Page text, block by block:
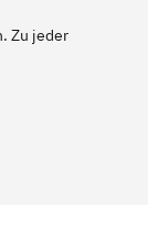
Zu jeder